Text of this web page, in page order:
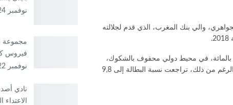
والي بنك المغرب، الذي قدم لجلالته
وفي معرض كلمته أمام الملك، أشار الجواهري إلى أن نمو الاقتصاد الوطني بلغ 3,0 بالمائة، في محيط دولي محفوف بالشكوك،
متأثرا على الخصوص باستمرار بطء انتعاش القطاعات غير الفلاحية، مبرزا أنه على الرغم من ذلك، تراجعت نسبة البطالة إلى 9,8
نوفمبر 24, 2020
فيروس
نوفمبر 22, 2020
نادي